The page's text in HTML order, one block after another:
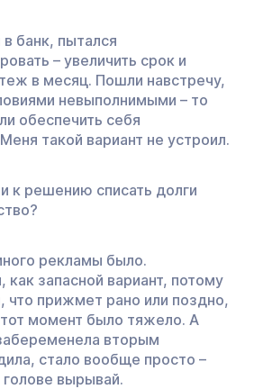
банк, пытался
– увеличить срок и
в месяц. Пошли навстречу,
невыполнимыми – то
обеспечить себя
такой вариант не устроил.
к решению списать долги
рекламы было.
как запасной вариант, потому
что прижмет рано или поздно,
момент было тяжело. А
вторым
стало вообще просто –
вырывай.